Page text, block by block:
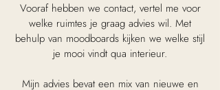
Vooraf hebben we contact, vertel me voor
welke ruimtes je graag advies wil. Met
behulp van moodboards kijken we welke stijl
je mooi vindt qua interieur.​​​
Mijn advies bevat een mix van nieuwe en